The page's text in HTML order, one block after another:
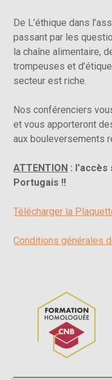
De L’éthique dans
passant par les
la chaîne alimentaire,
trompeuses et
secteur est riche.
Nos conférenciers
et vous apporteront
aux bouleversements
ATTENTION : l'accès
Portugais !!
Télécharger la
Conditions générales